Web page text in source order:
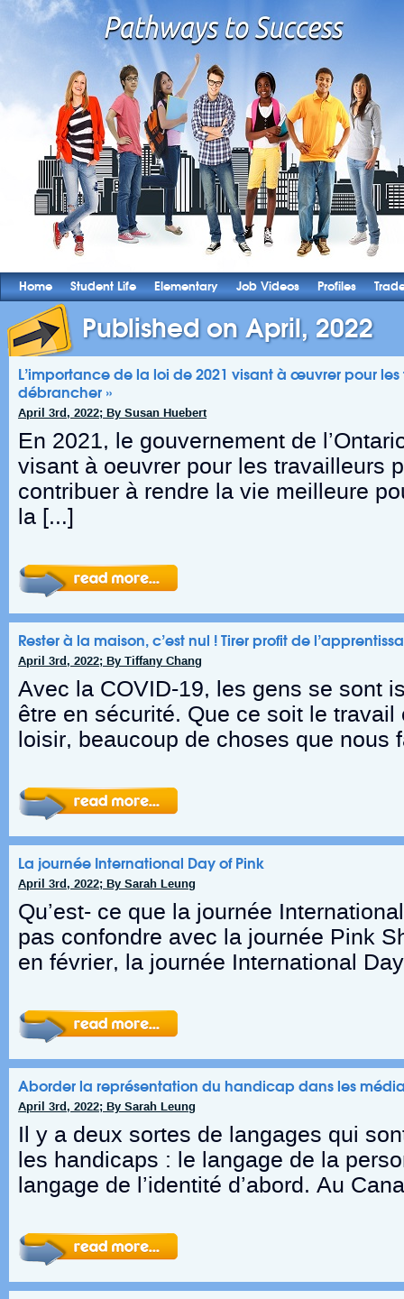
Home Student Life Elementary Job Videos Profiles
Published on April, 2022
L’importance de la loi de 2021 visant à œuvrer pour
débrancher »
April 3rd, 2022; By Susan Huebert
En 2021, le gouvernement de
visant à œuvrer pour les travailleurs
contribuer à rendre la vie meilleure
la […]
Rester à la maison, c’est nul ! Tirer profit de
April 3rd, 2022; By Tiffany Chang
Avec la COVID-19, les gens se sont
être en sécurité. Que ce soit le
loisir, beaucoup de choses que nous
La journée International Day of Pink
April 3rd, 2022; By Sarah Leung
Qu’est- ce que la journée
pas confondre avec la journée Pink
en février, la journée International
Aborder la représentation du handicap dans les
April 3rd, 2022; By Sarah Leung
Il y a deux sortes de langages qui
les handicaps : le langage de la
langage de l’identité d’abord. Au